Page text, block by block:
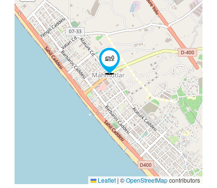
Leaflet | ©OpenStreetMapcontributors